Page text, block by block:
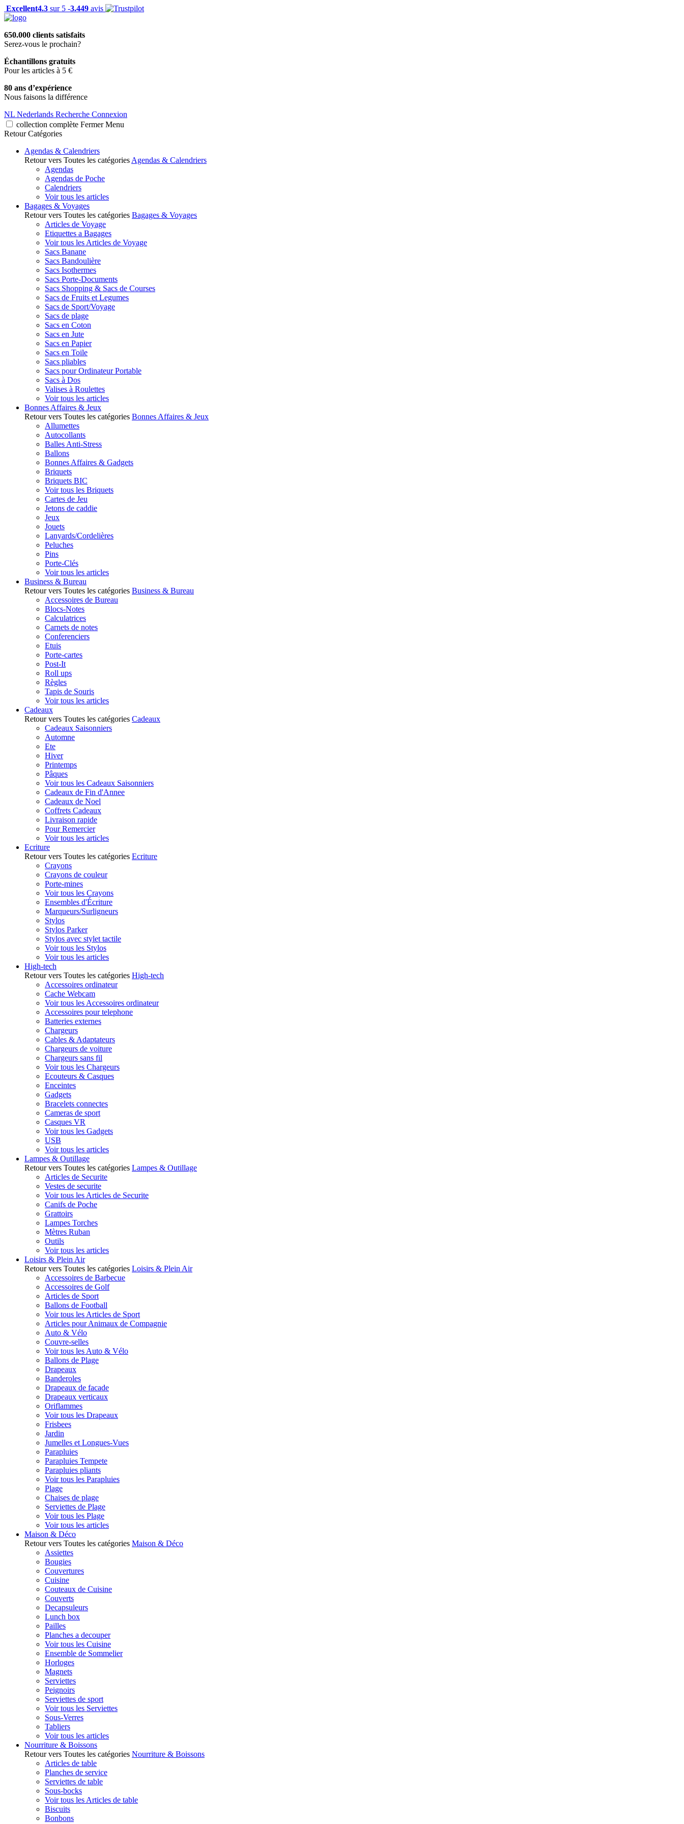
Excellent4.3 sur 5 -3.449 avis
650.000 clients satisfaits
Serez-vous le prochain?
Échantillons gratuits
Pour les articles à 5 €
80 ans d’expérience
Nous faisons la différence
NL Nederlands Recherche Connexion
collection complète Fermer Menu
Retour Catégories
Agendas & Calendriers
Retour vers Toutes les catégories Agendas & Calendriers
Agendas
Agendas de Poche
Calendriers
Voir tous les articles
Bagages & Voyages
Retour vers Toutes les catégories Bagages & Voyages
Articles de Voyage
Etiquettes a Bagages
Voir tous les Articles de Voyage
Sacs Banane
Sacs Bandoulière
Sacs Isothermes
Sacs Porte-Documents
Sacs Shopping & Sacs de Courses
Sacs de Fruits et Legumes
Sacs de Sport/Voyage
Sacs de plage
Sacs en Coton
Sacs en Jute
Sacs en Papier
Sacs en Toile
Sacs pliables
Sacs pour Ordinateur Portable
Sacs à Dos
Valises à Roulettes
Voir tous les articles
Bonnes Affaires & Jeux
Retour vers Toutes les catégories Bonnes Affaires & Jeux
Allumettes
Autocollants
Balles Anti-Stress
Ballons
Bonnes Affaires & Gadgets
Briquets
Briquets BIC
Voir tous les Briquets
Cartes de Jeu
Jetons de caddie
Jeux
Jouets
Lanyards/Cordelières
Peluches
Pins
Porte-Clés
Voir tous les articles
Business & Bureau
Retour vers Toutes les catégories Business & Bureau
Accessoires de Bureau
Blocs-Notes
Calculatrices
Carnets de notes
Conferenciers
Etuis
Porte-cartes
Post-It
Roll ups
Règles
Tapis de Souris
Voir tous les articles
Cadeaux
Retour vers Toutes les catégories Cadeaux
Cadeaux Saisonniers
Automne
Ete
Hiver
Printemps
Pâques
Voir tous les Cadeaux Saisonniers
Cadeaux de Fin d'Annee
Cadeaux de Noel
Coffrets Cadeaux
Livraison rapide
Pour Remercier
Voir tous les articles
Ecriture
Retour vers Toutes les catégories Ecriture
Crayons
Crayons de couleur
Porte-mines
Voir tous les Crayons
Ensembles d'Écriture
Marqueurs/Surligneurs
Stylos
Stylos Parker
Stylos avec stylet tactile
Voir tous les Stylos
Voir tous les articles
High-tech
Retour vers Toutes les catégories High-tech
Accessoires ordinateur
Cache Webcam
Voir tous les Accessoires ordinateur
Accessoires pour telephone
Batteries externes
Chargeurs
Cables & Adaptateurs
Chargeurs de voiture
Chargeurs sans fil
Voir tous les Chargeurs
Ecouteurs & Casques
Enceintes
Gadgets
Bracelets connectes
Cameras de sport
Casques VR
Voir tous les Gadgets
USB
Voir tous les articles
Lampes & Outillage
Retour vers Toutes les catégories Lampes & Outillage
Articles de Securite
Vestes de securite
Voir tous les Articles de Securite
Canifs de Poche
Grattoirs
Lampes Torches
Mètres Ruban
Outils
Voir tous les articles
Loisirs & Plein Air
Retour vers Toutes les catégories Loisirs & Plein Air
Accessoires de Barbecue
Accessoires de Golf
Articles de Sport
Ballons de Football
Voir tous les Articles de Sport
Articles pour Animaux de Compagnie
Auto & Vélo
Couvre-selles
Voir tous les Auto & Vélo
Ballons de Plage
Drapeaux
Banderoles
Drapeaux de facade
Drapeaux verticaux
Oriflammes
Voir tous les Drapeaux
Frisbees
Jardin
Jumelles et Longues-Vues
Parapluies
Parapluies Tempete
Parapluies pliants
Voir tous les Parapluies
Plage
Chaises de plage
Serviettes de Plage
Voir tous les Plage
Voir tous les articles
Maison & Déco
Retour vers Toutes les catégories Maison & Déco
Assiettes
Bougies
Couvertures
Cuisine
Couteaux de Cuisine
Couverts
Decapsuleurs
Lunch box
Pailles
Planches a decouper
Voir tous les Cuisine
Ensemble de Sommelier
Horloges
Magnets
Serviettes
Peignoirs
Serviettes de sport
Voir tous les Serviettes
Sous-Verres
Tabliers
Voir tous les articles
Nourriture & Boissons
Retour vers Toutes les catégories Nourriture & Boissons
Articles de table
Planches de service
Serviettes de table
Sous-bocks
Voir tous les Articles de table
Biscuits
Bonbons